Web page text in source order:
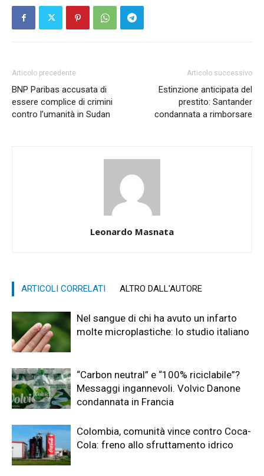
Articolo precedente
BNP Paribas accusata di
essere complice di crimini
contro l’umanità in Sudan
Articolo successivo
Estinzione anticipata del
prestito: Santander
condannata a rimborsare
Leonardo Masnata
ARTICOLI CORRELATI ALTRO DALL'AUTORE
Nel sangue di chi ha avuto un infarto
molte microplastiche: lo studio italiano
“Carbon neutral” e “100% riciclabile”?
Messaggi ingannevoli. Volvic Danone
condannata in Francia
Colombia, comunità vince contro Coca-
Cola: freno allo sfruttamento idrico